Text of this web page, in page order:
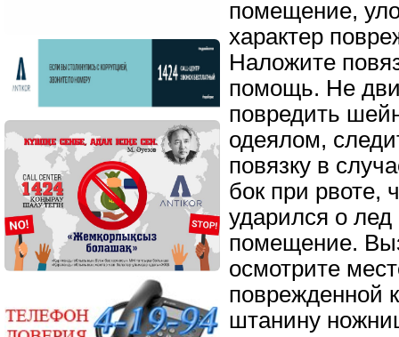
помещение,
характер
Наложите
помощь. Не
повредить
одеялом,
повязку в
бок при рвоте,
ударился о
помещение.
осмотрите
поврежденной
штанину